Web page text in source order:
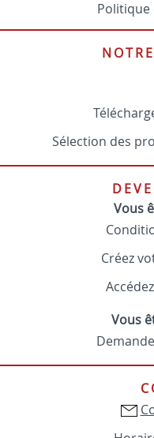
Sélection des
Vous
Créez
Vous